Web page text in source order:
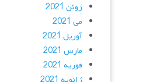
ژوئن 2021
می 2021
آوریل 2021
مارس 2021
فوریه 2021